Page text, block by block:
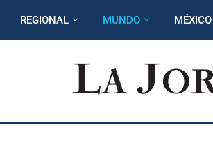
REGIONAL MUNDO MÉXICO